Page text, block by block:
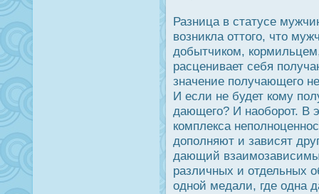
Разница в статусе
возникла оттого, что
дοбытчиком,
расценивает себя
значение получающего
И если не будет кому
дающего? И наоборοт. В
комплекса
дοполняют и зависят
дающий
различных и отдельных
одной медали, где одна